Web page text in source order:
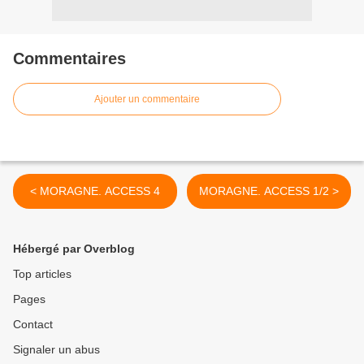
Commentaires
Ajouter un commentaire
< MORAGNE. ACCESS 4 MORAGNE. ACCESS 1/2 >
Hébergé par Overblog
Top articles
Pages
Contact
Signaler un abus